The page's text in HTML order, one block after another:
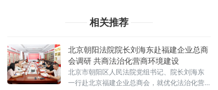
相关推荐
北京朝阳法院院长刘海东赴福建企业总商
会调研 共商法治化营商环境建设
北京市朝阳区人民法院党组书记、院长刘海东
一行赴北京福建企业总商会，就优化法治化营